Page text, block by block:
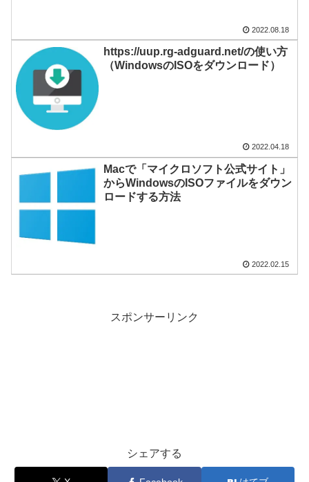
2022.08.18
https://uup.rg-adguard.net/の使い方
（WindowsのISOをダウンロード）
2022.04.18
Macで「マイクロソフト公式サイト」
からWindowsのISOファイルをダウン
ロードする方法
2022.02.15
スポンサーリンク
シェアする